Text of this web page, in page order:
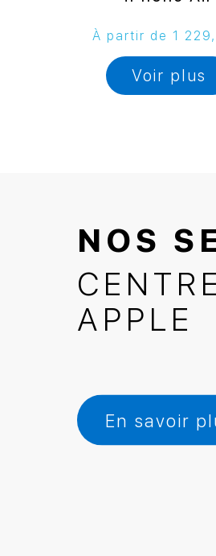
À partir de 1
Voir plus
NOS
APPLE
En savoir